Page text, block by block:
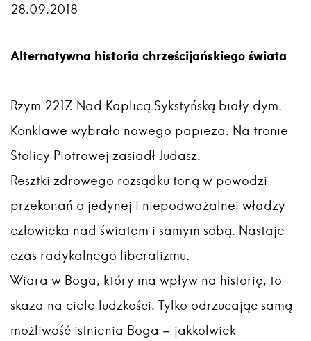
28.09.2018
Alternatywna historia chrześcijańskiego świata
Rzym 2217. Nad Kaplicą Sykstyńską biały dym.
Konklawe wybrało nowego papieża. Na tronie
Stolicy Piotrowej zasiadł Judasz.
Resztki zdrowego rozsądku toną w powodzi
przekonań o jedynej i niepodważalnej władzy
człowieka nad światem i samym sobą. Nastaje
czas radykalnego liberalizmu.
Wiara w Boga, który ma wpływ na historię, to
skaza na ciele ludzkości. Tylko odrzucając samą
możliwość istnienia Boga – jakkolwiek